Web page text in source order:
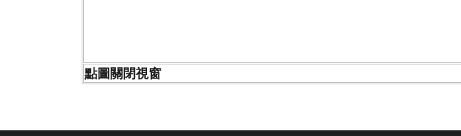
點圖關閉視窗